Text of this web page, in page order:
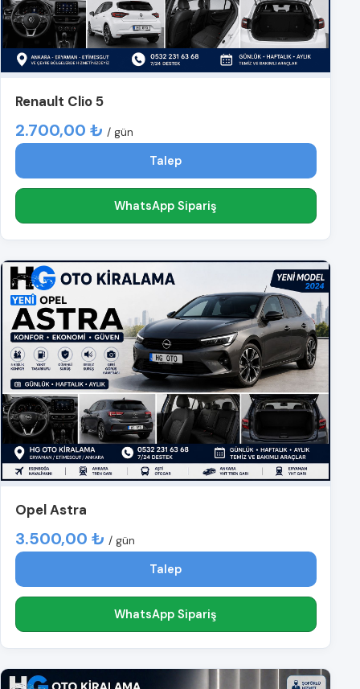
Renault Clio 5
2.700,00 ₺ / gün
Talep
WhatsApp Sipariş
Opel Astra
3.500,00 ₺ / gün
Talep
WhatsApp Sipariş